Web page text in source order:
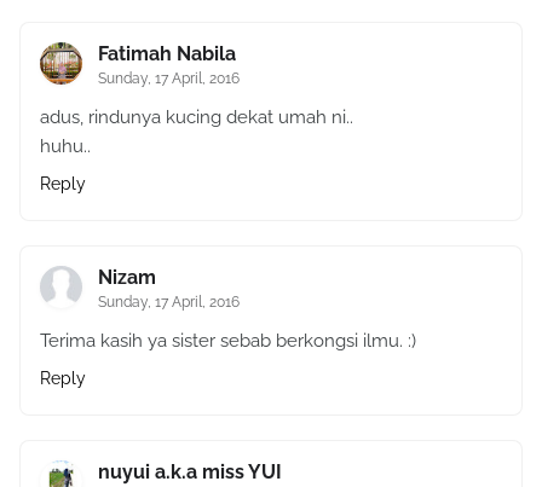
Fatimah Nabila
Sunday, 17 April, 2016
adus, rindunya kucing dekat umah ni..
huhu..
Reply
Nizam
Sunday, 17 April, 2016
Terima kasih ya sister sebab berkongsi ilmu. :)
Reply
nuyui a.k.a miss YUI